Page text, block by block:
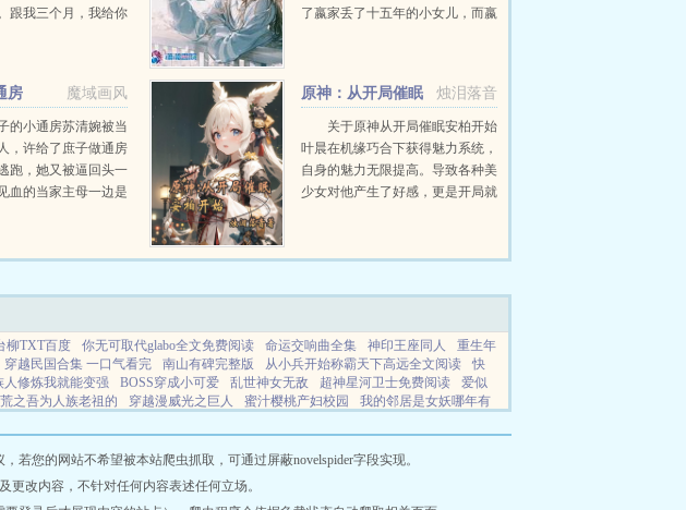
跟我三个月，我给你
了嬴家丢了十五年的小女儿，而嬴
为...
魔域画风
房
的小通房苏清婉被当
，许给了庶子做通房
跑，她又被逼回头一
血的当家主母一边是
灌醉，巴巴的奉上却
烛泪落音
原神：从开局催眠
安柏开始
关于原神从开局催眠安柏开始
叶晨在机缘巧合下获得魅力系统，
自身的魅力无限提高。导致各种美
少女对他产生了好感，更是开局就
优菈复兴劳伦斯家族，没有你的话
柳TXT百度 你无可取代glabo全文免费阅读 命运交响曲全集 神印王座同人
重生年
穿越民国合集 一口气看完 南山有碑完整版 从小兵开始称霸天下高远全文阅读
快
人修炼我就能变强 BOSS穿成小可爱 乱世神女无敌 超神星河卫士免费阅读
爱似
之吾为人族老祖的 穿越漫威光之巨人 蜜汁樱桃产妇校园
我的邻居是女妖哪年有
你 迷魂记古言 抢婚古言1v1全文免费阅读 王道士最后结局如何 开局妈
白月光
发日记 红楼 贾链 蜜汁樱桃(产乳 校园 NPH)御宅屋御书屋 洪荒之人族祖皇
章 核爆时躲地下室能活吗 妈妈太难当的感悟短句
您的网站不希望被本站爬虫抓取，可通过屏蔽novelspider字段实现。
改内容，不针对任何内容表述任何立场。